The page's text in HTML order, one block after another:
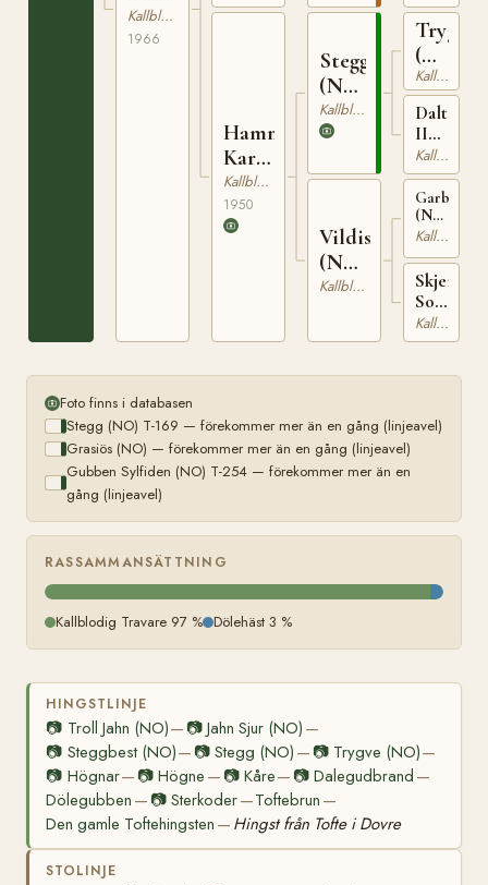
(NO)
T-22925
Kallblodig Travare
1966
Hammer
Kari
(NO)
Kallblodig Travare
1950
Stegg
(NO)
T-
169
Kallblodig Travare
Vildis
(NO)
T- Kallblodig Travare
Trygve
(NO)
T-
66
Kallblodig Travare
Dalterna
II
(NO)
T-
201
Kallblodig Travare
(NO)
T- Kallblodig Travare
Sonja
(NO)
Kallblodig Travare
Foto finns i databasen
Stegg (NO) T-169 — förekommer mer än en gång (linjeavel)
Grasiös (NO) — förekommer mer än en gång (linjeavel)
Gubben Sylfiden (NO) T-254 — förekommer mer än en
gång (linjeavel)
RASSAMMANSÄTTNING
Kallblodig Travare 97 % Dölehäst 3 %
HINGSTLINJE
📷 Troll Jahn (NO)— 📷Jahn Sjur (NO) —
📷 Steggbest (NO)— 📷Stegg (NO) — 📷 Trygve (NO)—
📷 Högnar— 📷Högne — 📷 Kåre— 📷 Dalegudbrand —
Dölegubben — 📷Sterkoder—Toftebrun —
Den gamle Toftehingsten — Hingst från Tofte i Dovre
STOLINJE